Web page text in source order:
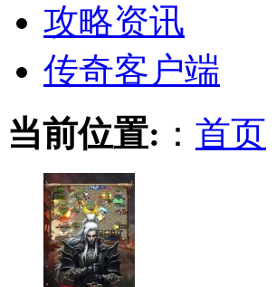
攻略资讯
传奇客户端
当前位置: ： 首页